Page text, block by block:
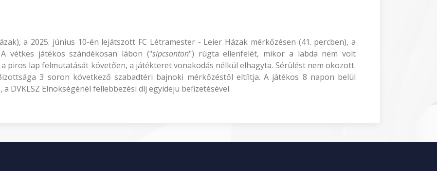
a 2025. június 10-én lejátszott FC Létramester - Leier Házak mérkőzésen (41. percben), a
vétkes játékos szándékosan lábon ("sípcsonton") rúgta ellenfelét, mikor a labda nem volt
piros lap felmutatását követően, a játékteret vonakodás nélkül elhagyta. Sérülést nem okozott.
3 soron következő szabadtéri bajnoki mérkőzéstől eltíltja. A játékos 8 napon belül
DVKLSZ Elnökségénél fellebbezési díj egyidejü befizetésével.